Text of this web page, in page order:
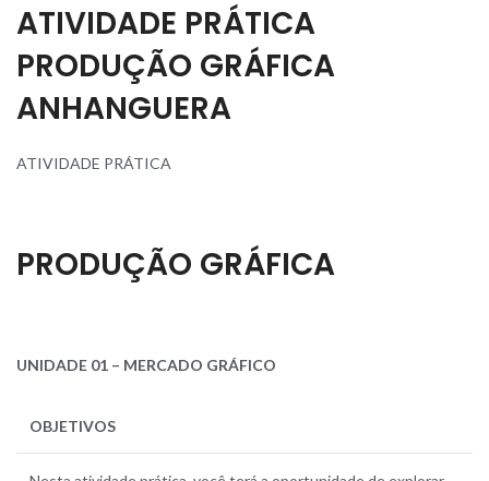
ATIVIDADE PRÁTICA
PRODUÇÃO GRÁFICA
ANHANGUERA
ATIVIDADE PRÁTICA
PRODUÇÃO GRÁFICA
UNIDADE 01 – MERCADO GRÁFICO
OBJETIVOS